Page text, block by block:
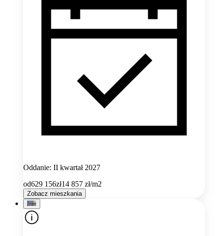
Oddanie: II kwartał 2027
od629 156zł14 857 zł/m2
Zobacz mieszkania